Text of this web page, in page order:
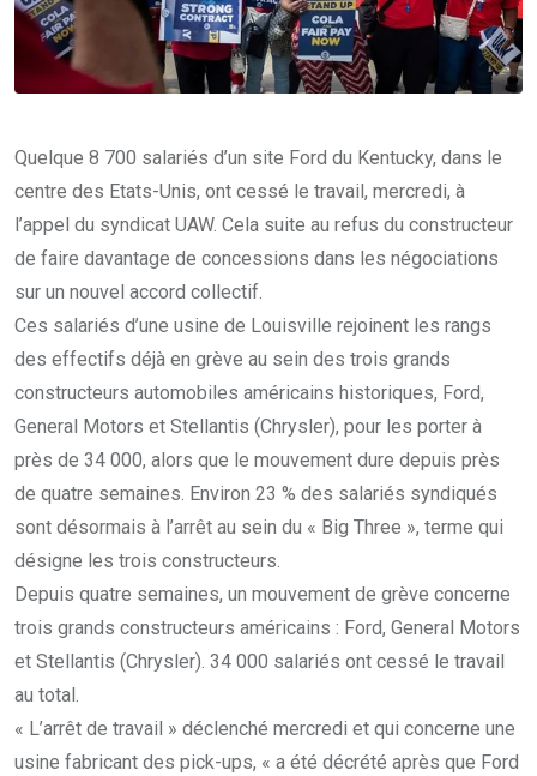
Quelque 8 700 salariés d’un site Ford du Kentucky, dans le
centre des Etats-Unis, ont cessé le travail, mercredi, à
l’appel du syndicat UAW. Cela suite au refus du constructeur
de faire davantage de concessions dans les négociations
sur un nouvel accord collectif.
Ces salariés d’une usine de Louisville rejoinent les rangs
des effectifs déjà en grève au sein des trois grands
constructeurs automobiles américains historiques, Ford,
General Motors et Stellantis (Chrysler), pour les porter à
près de 34 000, alors que le mouvement dure depuis près
de quatre semaines. Environ 23 % des salariés syndiqués
sont désormais à l’arrêt au sein du « Big Three », terme qui
désigne les trois constructeurs.
Depuis quatre semaines, un mouvement de grève concerne
trois grands constructeurs américains : Ford, General Motors
et Stellantis (Chrysler). 34 000 salariés ont cessé le travail
au total.
« L’arrêt de travail » déclenché mercredi et qui concerne une
usine fabricant des pick-ups, « a été décrété après que Ford